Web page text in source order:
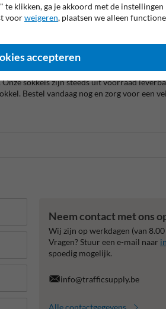
De afmetingen van
de 15 kg voldoende gewicht biedt om
of andere situaties waar
sokkels zijn steeds uit voorraad
Bestel vandaag nog en zorg voor een
Neem contact met ons
Wij zijn op werkdagen (van
Vragen? Stuur een e-mail naar
spoedig mogelijk.
info@trafficsupply.be
te klikken, ga je akkoord met de instellingen
voorweigeren, plaatsen we alleen
accepteren